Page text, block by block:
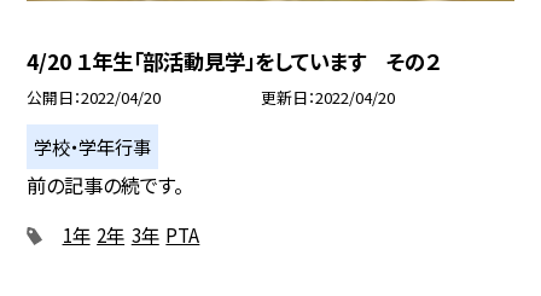
4/20 １年生「部活動見学」をしています その２
公開日 2022/04/20 更新日 2022/04/20
学校・学年行事
前の記事の続です。
1年 2年 3年 PTA